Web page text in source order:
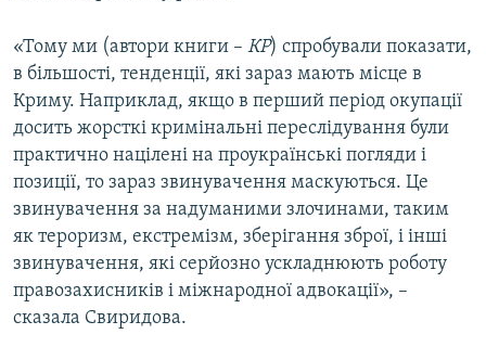
«Тому ми (автори книги – КР) спробували показати,
в більшості, тенденції, які зараз мають місце в
Криму. Наприклад, якщо в перший період окупації
досить жорсткі кримінальні переслідування були
практично націлені на проукраїнські погляди і
позиції, то зараз звинувачення маскуються. Це
звинувачення за надуманими злочинами, таким
як тероризм, екстремізм, зберігання зброї, і інші
звинувачення, які серйозно ускладнюють роботу
правозахисників і міжнародної адвокації», –
сказала Свиридова.